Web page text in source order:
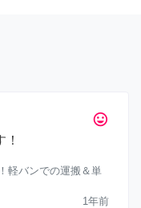
tag_faces
軽バンでの運搬＆単
1年前